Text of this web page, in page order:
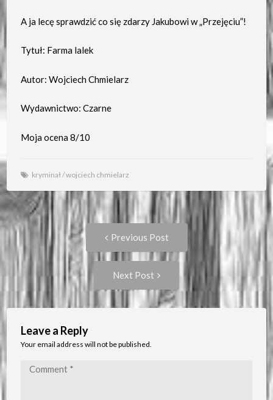
A ja lecę sprawdzić co się zdarzy Jakubowi w „Przejęciu”!
Tytuł: Farma lalek
Autor: Wojciech Chmielarz
Wydawnictwo: Czarne
Moja ocena 8/10
kryminał/wojciech chmielarz
Post
navigation
Previous Post
Previous
Next Post
Post:
Leave a Reply
Your email address will not be published.
Comment